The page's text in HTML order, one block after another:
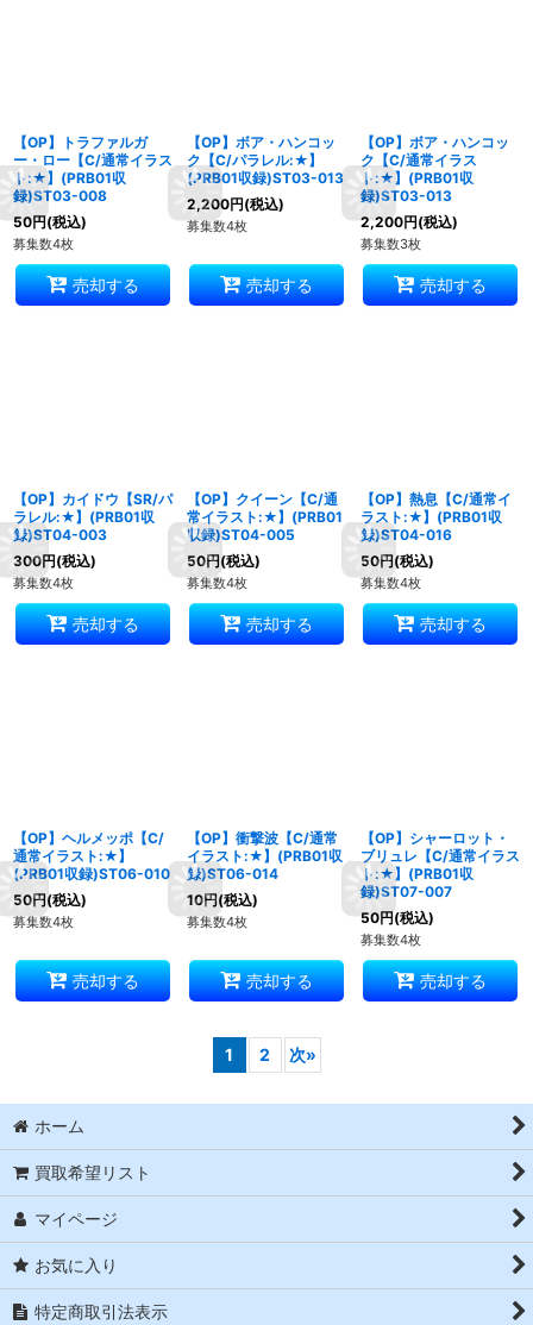
【OP】トラファルガ
ー・ロー【C/通常イラス
ト:★】(PRB01収
録)ST03-008
50円(税込)
募集数4枚
売却する
【OP】ボア・ハンコッ
ク【C/パラレル:★】
(PRB01収録)ST03-013
2,200円(税込)
募集数4枚
売却する
【OP】ボア・ハンコッ
ク【C/通常イラス
ト:★】(PRB01収
録)ST03-013
2,200円(税込)
募集数3枚
売却する
【OP】カイドウ【SR/パ
ラレル:★】(PRB01収
録)ST04-003
300円(税込)
募集数4枚
売却する
【OP】クイーン【C/通
常イラスト:★】(PRB01
収録)ST04-005
50円(税込)
募集数4枚
売却する
【OP】熱息【C/通常イ
ラスト:★】(PRB01収
録)ST04-016
50円(税込)
募集数4枚
売却する
【OP】ヘルメッポ【C/
通常イラスト:★】
(PRB01収録)ST06-010
50円(税込)
募集数4枚
売却する
【OP】衝撃波【C/通常
イラスト:★】(PRB01収
録)ST06-014
10円(税込)
募集数4枚
売却する
【OP】シャーロット・
ブリュレ【C/通常イラス
ト:★】(PRB01収
録)ST07-007
50円(税込)
募集数4枚
売却する
1 2 次»
ホーム
買取希望リスト
マイページ
お気に入り
特定商取引法表示